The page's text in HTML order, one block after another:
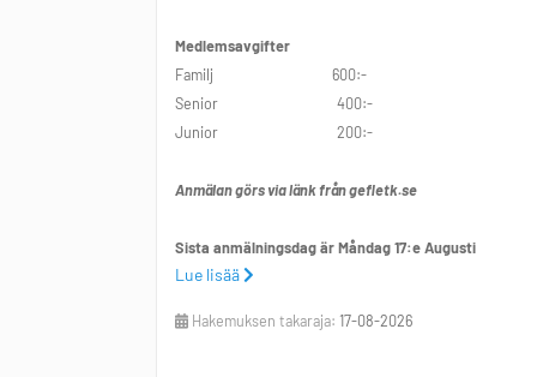
Medlemsavgifter
Familj 600:-
Senior 400:-
Junior 200:-
Anmälan görs via länk från gefletk.se
Sista anmälningsdag är Måndag 17:e Augusti
Lue lisää
Hakemuksen takaraja: 17-08-2026